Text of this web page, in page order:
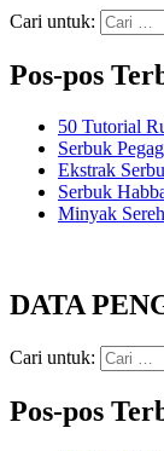
Cari untuk:
Pos-pos
50 Tutorial
Serbuk
Ekstrak
Serbuk
Minyak
DATA
Cari untuk:
Pos-pos